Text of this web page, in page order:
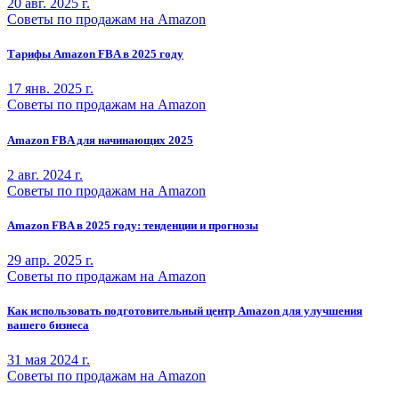
20 авг. 2025 г.
Советы по продажам на Amazon
Тарифы Amazon FBA в 2025 году
17 янв. 2025 г.
Советы по продажам на Amazon
Amazon FBA для начинающих 2025
2 авг. 2024 г.
Советы по продажам на Amazon
Amazon FBA в 2025 году: тенденции и прогнозы
29 апр. 2025 г.
Советы по продажам на Amazon
Как использовать подготовительный центр Amazon для улучшения
вашего бизнеса
31 мая 2024 г.
Советы по продажам на Amazon